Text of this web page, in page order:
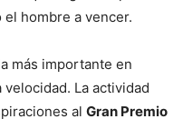
hombre a vencer.
más importante en
La actividad
al Gran Premio